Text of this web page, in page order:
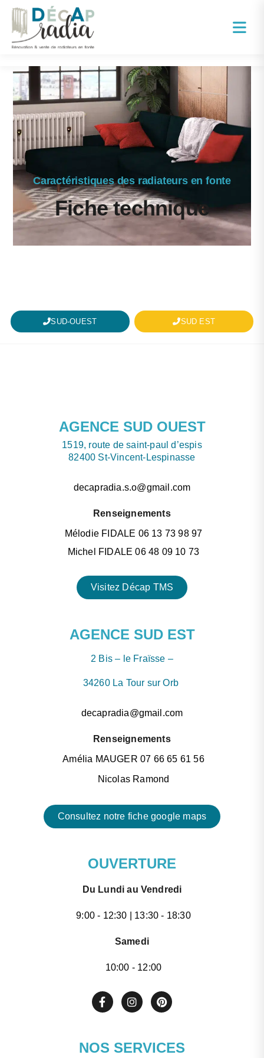
Caractéristiques des radiateurs en fonte
Fiche technique
SUD-OUEST SUD EST
AGENCE SUD OUEST
1519, route de saint-paul d’espis
82400 St-Vincent-Lespinasse
decapradia.s.o@gmail.com
Renseignements
Mélodie FIDALE 06 13 73 98 97
Michel FIDALE 06 48 09 10 73
Visitez Décap TMS
AGENCE SUD EST
2 Bis – le Fraïsse –
34260 La Tour sur Orb
decapradia@gmail.com
Renseignements
Amélia MAUGER 07 66 65 61 56
Nicolas Ramond
Consultez notre fiche google maps
OUVERTURE
Du Lundi au Vendredi
9:00 - 12:30 | 13:30 - 18:30
Samedi
10:00 - 12:00
NOS SERVICES